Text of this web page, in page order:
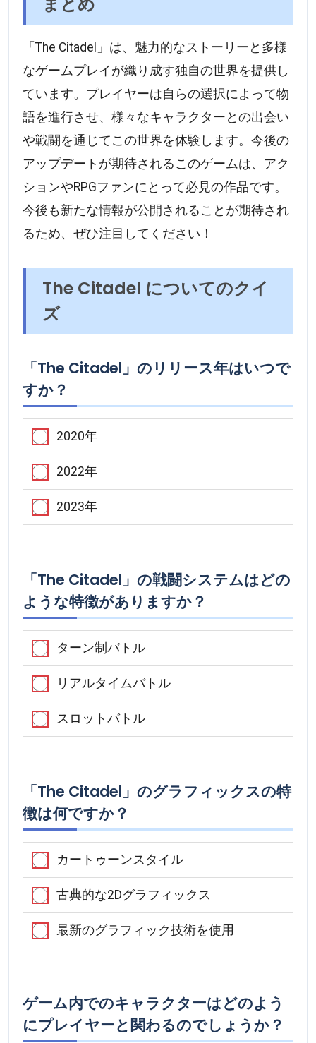
「The Citadel」は、魅力的なストーリーと多様
なゲームプレイが織り成す独自の世界を提供し
ています。プレイヤーは自らの選択によって物
語を進行させ、様々なキャラクターとの出会い
や戦闘を通じてこの世界を体験します。今後の
アップデートが期待されるこのゲームは、アク
ションやRPGファンにとって必見の作品です。
今後も新たな情報が公開されることが期待され
るため、ぜひ注目してください！
The Citadel についてのクイ
ズ
「The Citadel」のリリース年はいつで
すか？
2020年
2022年
2023年
「The Citadel」の戦闘システムはどの
ような特徴がありますか？
ターン制バトル
リアルタイムバトル
スロットバトル
「The Citadel」のグラフィックスの特
徴は何ですか？
カートゥーンスタイル
古典的な2Dグラフィックス
最新のグラフィック技術を使用
ゲーム内でのキャラクターはどのよう
にプレイヤーと関わるのでしょうか？